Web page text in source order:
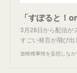
3月28日から配信が
すごい発言が飛び
放映権事情を妄想しな